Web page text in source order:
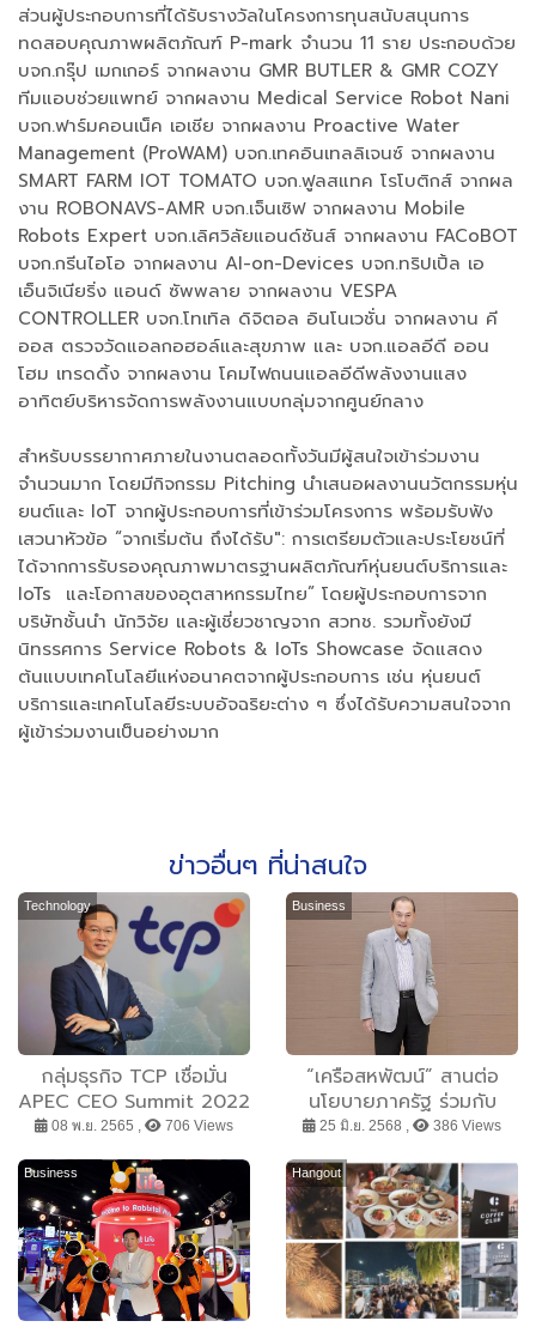
ส่วนผู้ประกอบการที่ได้รับรางวัลในโครงการทุนสนับสนุนการ
ทดสอบคุณภาพผลิตภัณฑ์ P-mark จำนวน 11 ราย ประกอบด้วย
บจก.กรุ๊ป เมกเกอร์ จากผลงาน GMR BUTLER & GMR COZY
ทีมแอบช่วยแพทย์ จากผลงาน Medical Service Robot Nani
บจก.ฟาร์มคอนเน็ค เอเชีย จากผลงาน Proactive Water
Management (ProWAM) บจก.เทคอินเทลลิเจนซ์ จากผลงาน
SMART FARM IOT TOMATO บจก.ฟูลสแทค โรโบติกส์ จากผล
งาน ROBONAVS-AMR บจก.เจ็นเซิฟ จากผลงาน Mobile
Robots Expert บจก.เลิศวิลัยแอนด์ซันส์ จากผลงาน FACoBOT
บจก.กรีนไอโอ จากผลงาน AI-on-Devices บจก.ทริปเปิ้ล เอ
เอ็นจิเนียริ่ง แอนด์ ซัพพลาย จากผลงาน VESPA
CONTROLLER บจก.โทเทิล ดิจิตอล อินโนเวชั่น จากผลงาน คี
ออส ตรวจวัดแอลกอฮอล์และสุขภาพ และ บจก.แอลอีดี ออน
โฮม เทรดดิ้ง จากผลงาน โคมไฟถนนแอลอีดีพลังงานแสง
อาทิตย์บริหารจัดการพลังงานแบบกลุ่มจากศูนย์กลาง
สำหรับบรรยากาศภายในงานตลอดทั้งวันมีผู้สนใจเข้าร่วมงาน
จำนวนมาก โดยมีกิจกรรม Pitching นำเสนอผลงานนวัตกรรมหุ่น
ยนต์และ IoT จากผู้ประกอบการที่เข้าร่วมโครงการ พร้อมรับฟัง
เสวนาหัวข้อ “จากเริ่มต้น ถึงได้รับ": การเตรียมตัวและประโยชน์ที่
ได้จากการรับรองคุณภาพมาตรฐานผลิตภัณฑ์หุ่นยนต์บริการและ
IoTs และโอกาสของอุตสาหกรรมไทย” โดยผู้ประกอบการจาก
บริษัทชั้นนำ นักวิจัย และผู้เชี่ยวชาญจาก สวทช. รวมทั้งยังมี
นิทรรศการ Service Robots & IoTs Showcase จัดแสดง
ต้นแบบเทคโนโลยีแห่งอนาคตจากผู้ประกอบการ เช่น หุ่นยนต์
บริการและเทคโนโลยีระบบอัจฉริยะต่าง ๆ ซึ่งได้รับความสนใจจาก
ผู้เข้าร่วมงานเป็นอย่างมาก
ข่าวอื่นๆ ที่น่าสนใจ
Technology
กลุ่มธุรกิจ TCP เชื่อมั่น
APEC CEO Summit 2022
สร้างความร่วมมือทาง
และยั่งยืน
08 พ.ย. 2565 , 706 Views
Business
“เครือสหพัฒน์” สานต่อ
นโยบายภาครัฐ ร่วมกับ
“กระทรวงพาณิชย์” ผนึก
เปิดพื้นที่ขายผักและผลไม้
25 มิ.ย. 2568 , 386 Views
Business Hangout